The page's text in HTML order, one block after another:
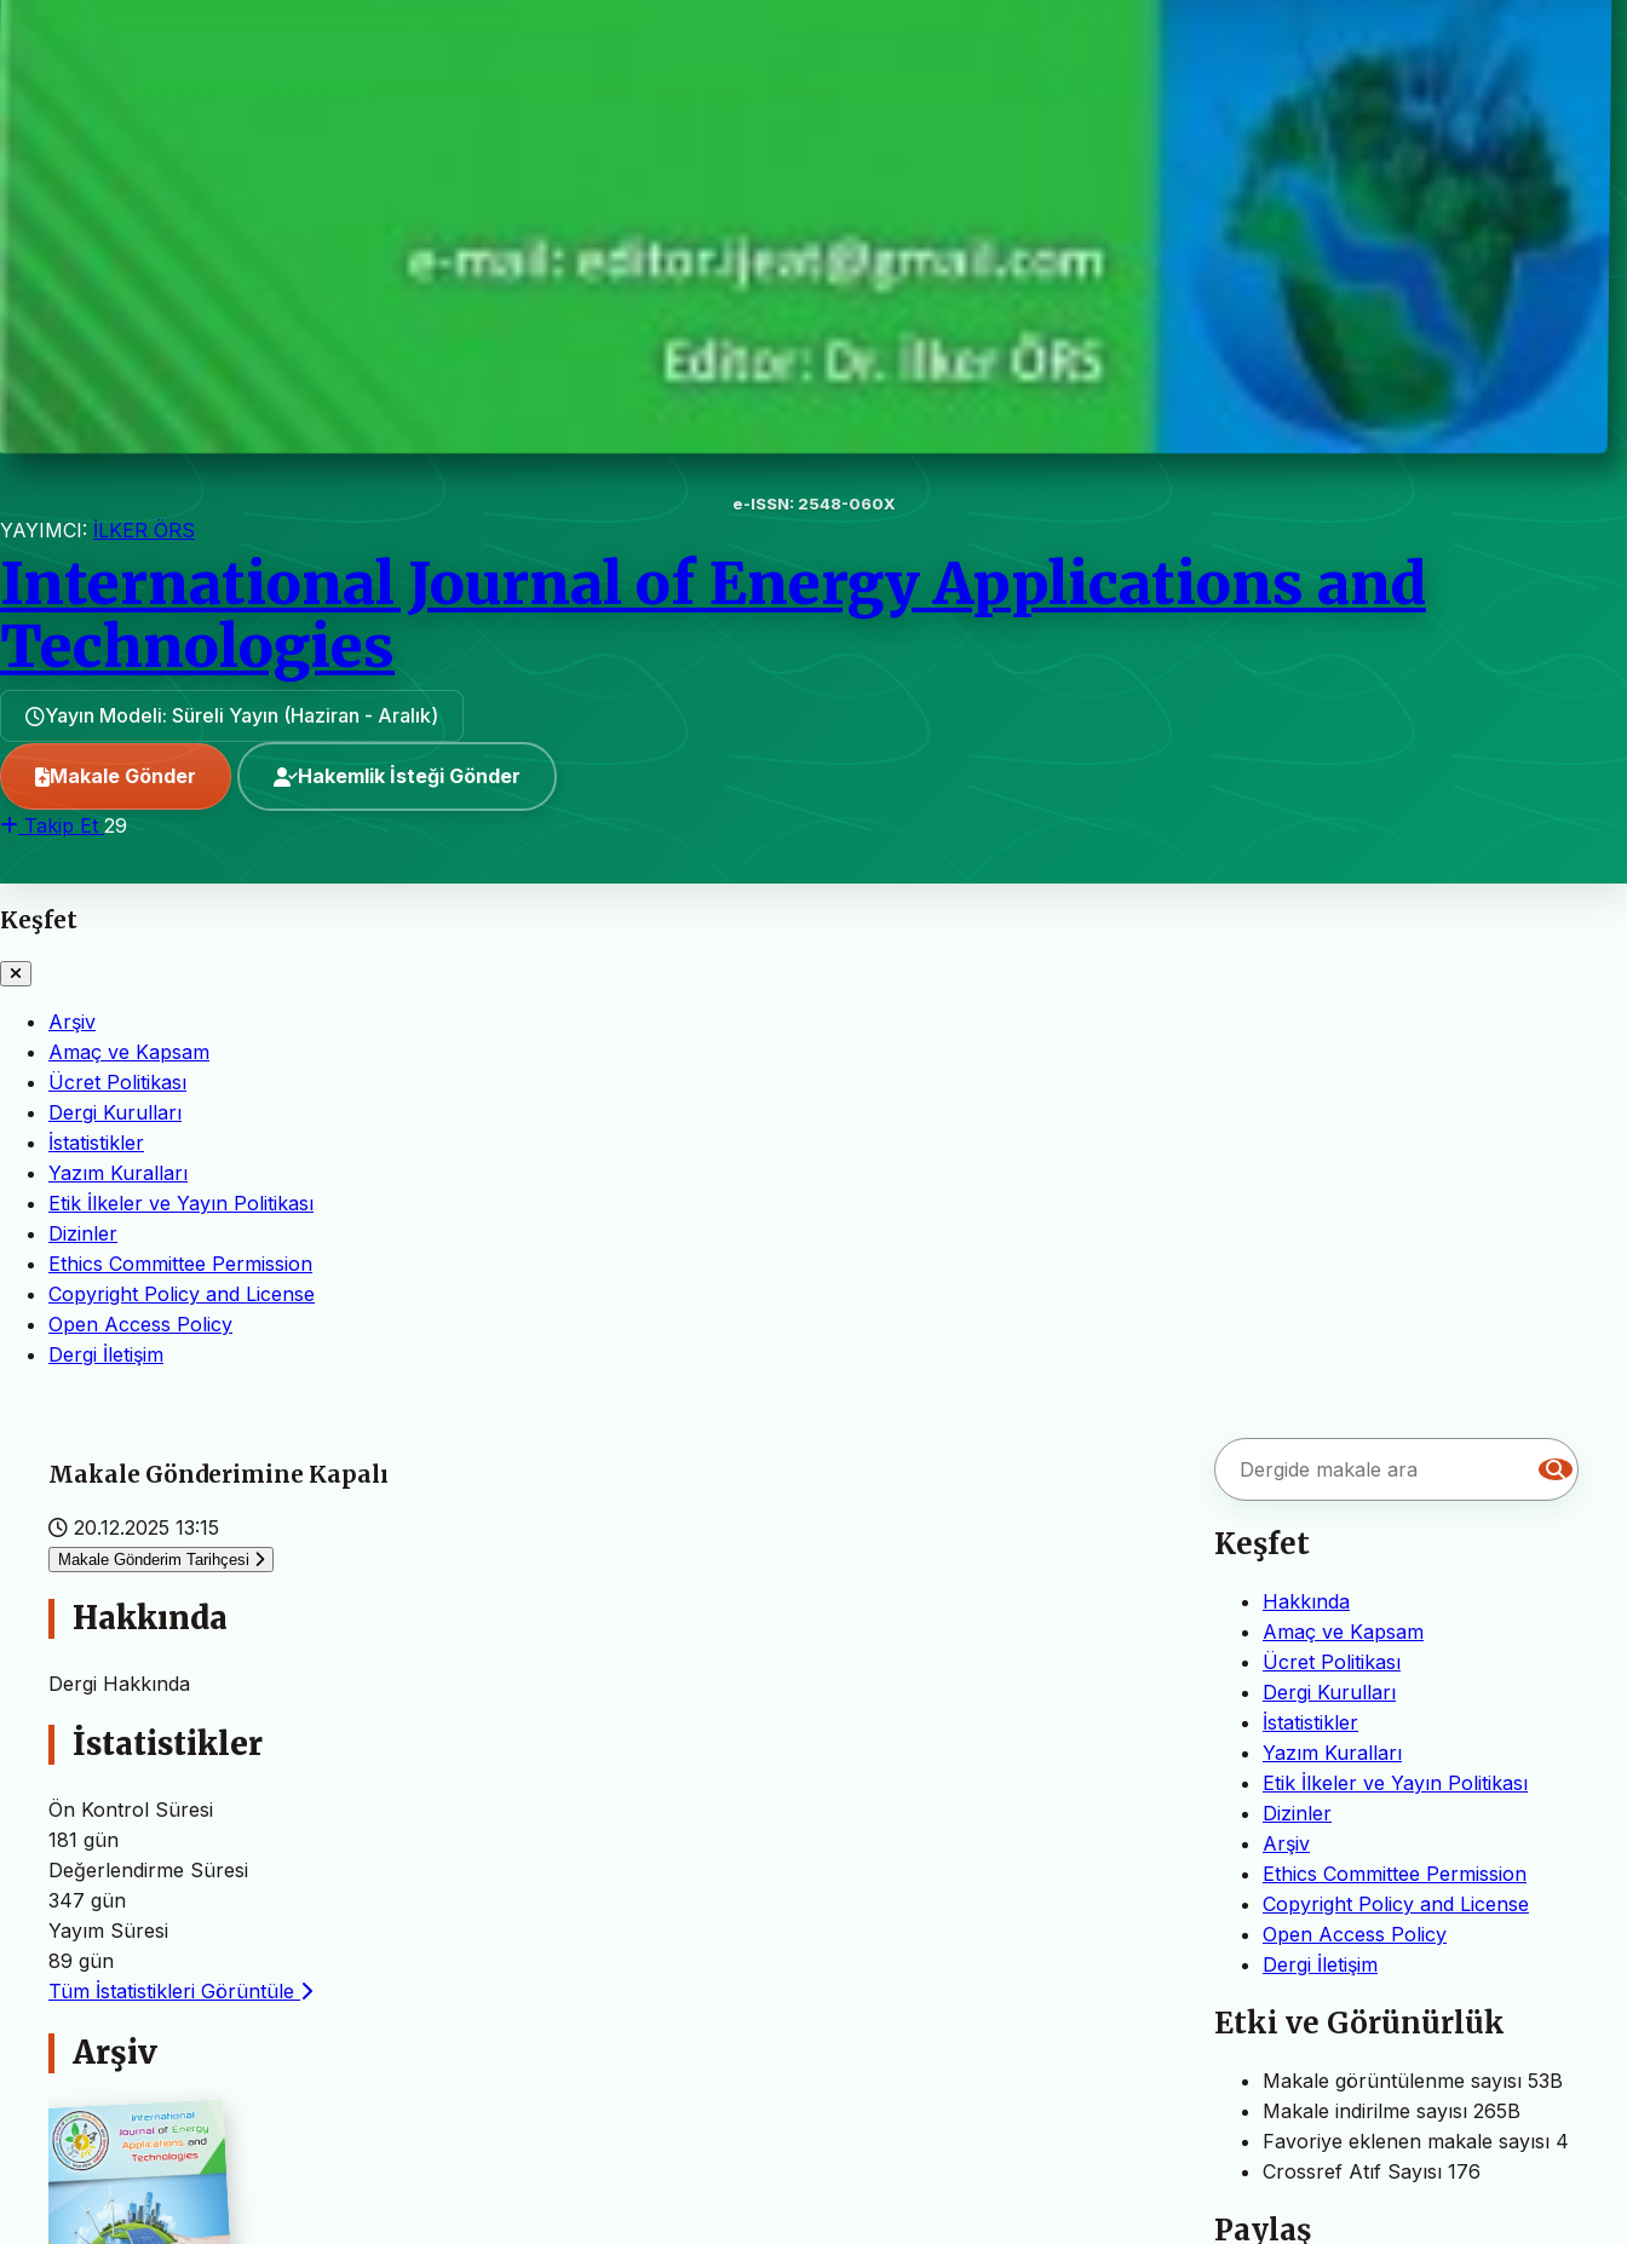
e-ISSN: 2548-060X
YAYIMCI: İLKER ÖRS
International Journal of Energy Applications and
Technologies
Yayın Modeli: Süreli Yayın (Haziran - Aralık)
Makale Gönder Hakemlik İsteği Gönder
Takip Et 29
Keşfet
Arşiv
Amaç ve Kapsam
Ücret Politikası
Dergi Kurulları
İstatistikler
Yazım Kuralları
Etik İlkeler ve Yayın Politikası
Dizinler
Ethics Committee Permission
Copyright Policy and License
Open Access Policy
Dergi İletişim
Makale Gönderimine Kapalı
20.12.2025 13:15
Makale Gönderim Tarihçesi
Hakkında
Dergi Hakkında
İstatistikler
Ön Kontrol Süresi
181 gün
Değerlendirme Süresi
347 gün
Yayım Süresi
89 gün
Tüm İstatistikleri Görüntüle
Arşiv
Keşfet
Hakkında
Amaç ve Kapsam
Ücret Politikası
Dergi Kurulları
İstatistikler
Yazım Kuralları
Etik İlkeler ve Yayın Politikası
Dizinler
Arşiv
Ethics Committee Permission
Copyright Policy and License
Open Access Policy
Dergi İletişim
Etki ve Görünürlük
Makale görüntülenme sayısı 53B
Makale indirilme sayısı 265B
Favoriye eklenen makale sayısı 4
Crossref Atıf Sayısı 176
Paylaş